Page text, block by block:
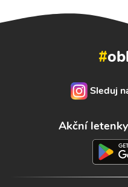
#
Sleduj
Akční